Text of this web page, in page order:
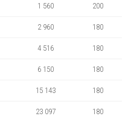
1 560 200
2 960 180
4 516 180
6 150 180
15 143 180
23 097 180